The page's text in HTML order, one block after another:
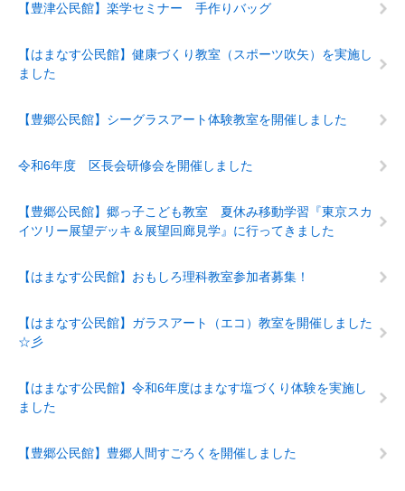
【豊津公民館】楽学セミナー 手作りバッグ
【はまなす公民館】健康づくり教室（スポーツ吹矢）を実施し
ました
【豊郷公民館】シーグラスアート体験教室を開催しました
令和6年度 区長会研修会を開催しました
【豊郷公民館】郷っ子こども教室 夏休み移動学習『東京スカ
イツリー展望デッキ＆展望回廊見学』に行ってきました
【はまなす公民館】おもしろ理科教室参加者募集！
【はまなす公民館】ガラスアート（エコ）教室を開催しました
☆彡
【はまなす公民館】令和6年度はまなす塩づくり体験を実施し
ました
【豊郷公民館】豊郷人間すごろくを開催しました